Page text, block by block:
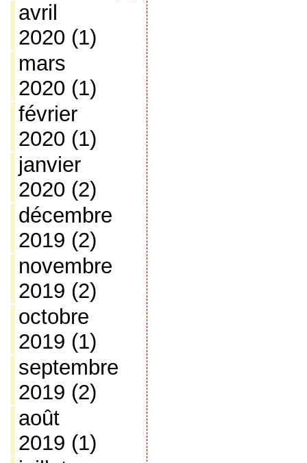
avril
2020 (1)
mars
2020 (1)
février
2020 (1)
janvier
2020 (2)
décembre
2019 (2)
novembre
2019 (2)
octobre
2019 (1)
septembre
2019 (2)
août
2019 (1)